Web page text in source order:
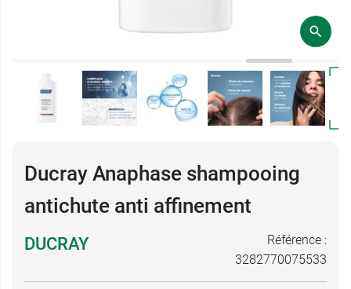
Ducray Anaphase shampooing
antichute anti affinement
DUCRAY
Référence :
3282770075533